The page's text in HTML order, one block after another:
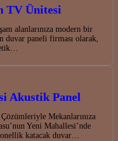
TV Ünitesi
alanlarınıza modern bir
duvar paneli firması olarak,
Akustik Panel
Mekanlarınıza
Yeni Mahallesi’nde
katacak duvar…